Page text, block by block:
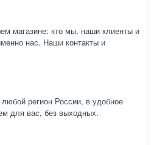
магазине: кто мы, наши клиенты и
нас. Наши контакты и
регион России, в удобное
для вас, без выходных.